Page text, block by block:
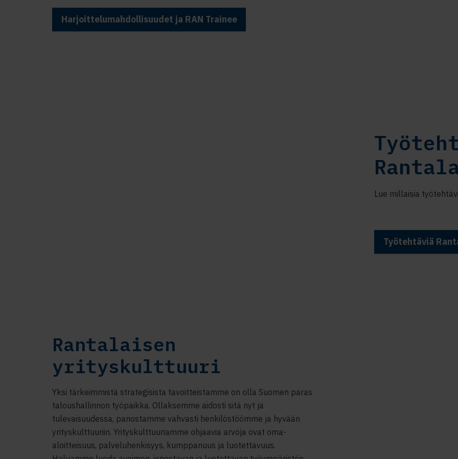
Harjoittelumahdollisuudet ja RAN Trainee
Lue millaisia
Työtehtäviä
Rantalaisen
yrityskulttuuri
Yksi tärkeimmistä strategisista tavoitteistamme on olla Suomen paras
taloushallinnon työpaikka. Ollaksemme aidosti sitä nyt ja
tulevaisuudessa, panostamme vahvasti henkilöstöömme ja hyvään
yrityskulttuuriin. Yrityskulttuuriamme ohjaavia arvoja ovat oma-
aloitteisuus, palveluhenkisyys, kumppanuus ja luotettavuus.